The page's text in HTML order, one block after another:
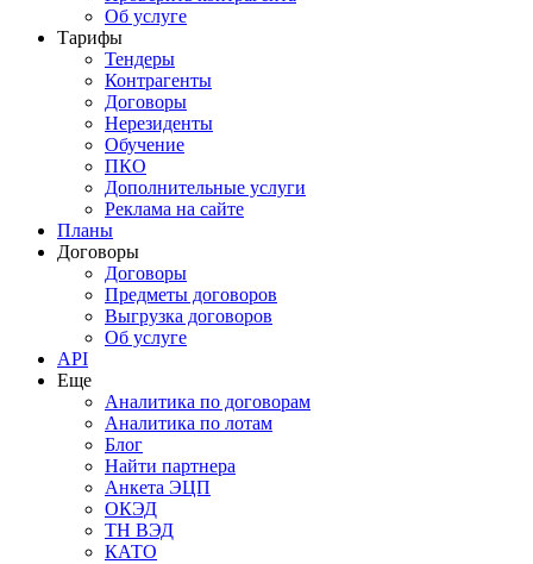
Об услуге
Тарифы
Тендеры
Контрагенты
Договоры
Нерезиденты
Обучение
ПКО
Дополнительные услуги
Реклама на сайте
Планы
Договоры
Договоры
Предметы договоров
Выгрузка договоров
Об услуге
API
Еще
Аналитика по договорам
Аналитика по лотам
Блог
Найти партнера
Анкета ЭЦП
ОКЭД
ТН ВЭД
КАТО